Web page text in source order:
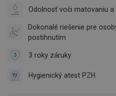
Odolnosť voči matovaniu a
Dokonalé riešenie pre
postihnutím
3 roky záruky
Hygienický atest PZH